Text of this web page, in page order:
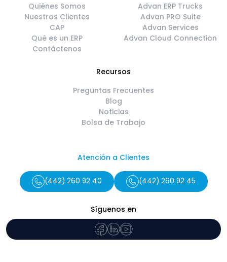
Quiénes Somos
Nuestros Clientes
CAP
Qué es un ERP
Contáctenos
Advan ERP Trucks
Advan PRO Suite
Advan Services
Advan Cloud Connection
Recursos
Preguntas Frecuentes
Blog
Noticias
Bolsa de Trabajo
Atención a Clientes
(442) 260 92 40 (442) 260 92 45
Síguenos en